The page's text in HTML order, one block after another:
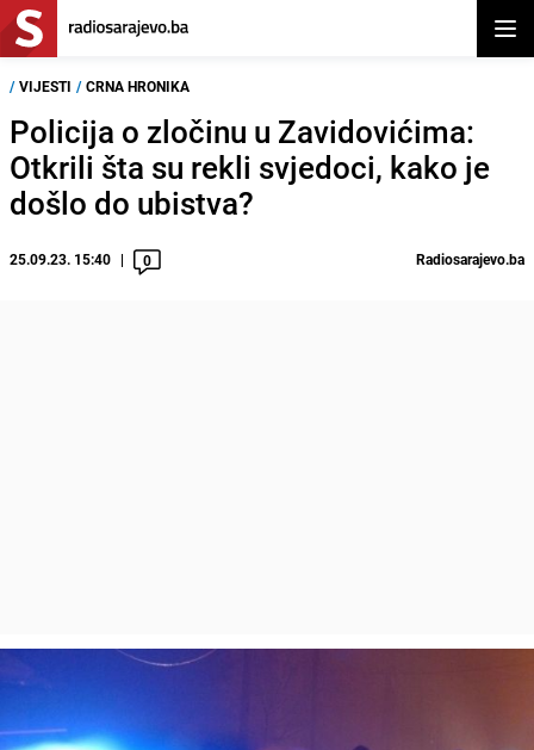
/ VIJESTI / CRNA HRONIKA
Policija o zločinu u Zavidovićima:
Otkrili šta su rekli svjedoci, kako je
došlo do ubistva?
25.09.23. 15:40 0 Radiosarajevo.ba